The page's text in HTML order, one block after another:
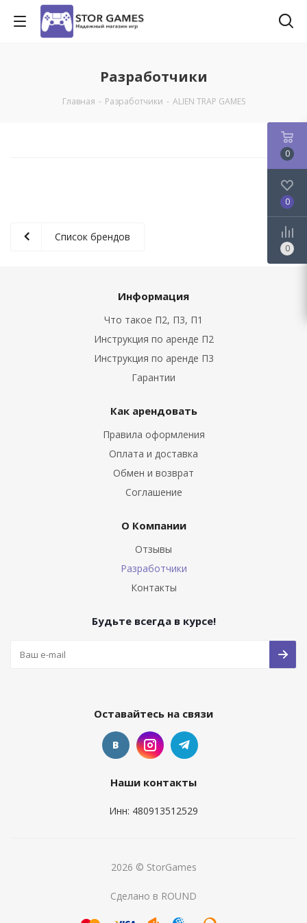
Разработчики
Главная - Разработчики - ALIEN TRAP GAMES
Список брендов
Информация
Что такое П2, П3, П1
Инструкция по аренде П2
Инструкция по аренде П3
Гарантии
Как арендовать
Правила оформления
Оплата и доставка
Обмен и возврат
Соглашение
О Компании
Отзывы
Разработчики
Контакты
Будьте всегда в курсе!
Оставайтесь на связи
Наши контакты
Инн: 480913512529
2026 © StorGames
Сделано в ROUND
0
0
0